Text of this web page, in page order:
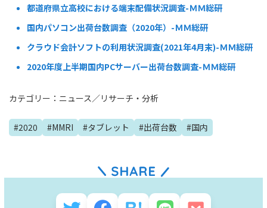
都道府県立高校における端末配備状況調査-ＭＭ総研
国内パソコン出荷台数調査（2020年）-ＭＭ総研
クラウド会計ソフトの利用状況調査(2021年4月末)-ＭＭ総研
2020年度上半期国内PCサーバー出荷台数調査-ＭＭ総研
カテゴリー： ニュース／リサーチ・分析
#2020 #MMRI #タブレット #出荷台数 #国内